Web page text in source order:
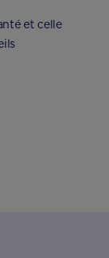
et celle